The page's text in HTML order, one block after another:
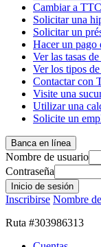
Cambiar a
Solicitar una
Solicitar un
Hacer un pago
Ver las tasas
Ver los tipos
Contactar con
Visite una
Utilizar una
Solicite un
Banca en línea
Nombre de usuario
Contraseña
Inscribirse Nombre
Ruta #303986313